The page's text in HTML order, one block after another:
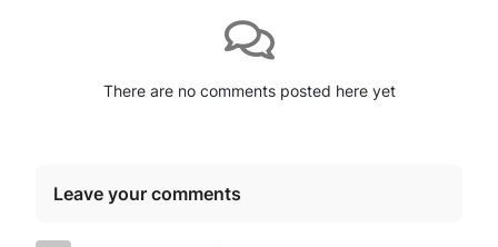
There are no comments posted here yet
Leave your comments